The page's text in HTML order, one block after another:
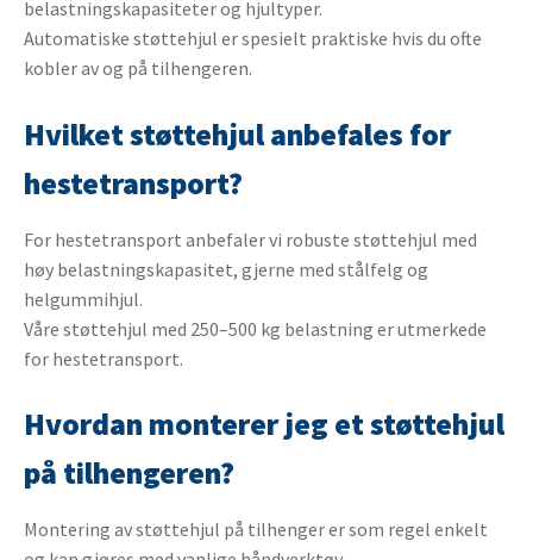
belastningskapasiteter og hjultyper.
Automatiske støttehjul er spesielt praktiske hvis du ofte
kobler av og på tilhengeren.
Hvilket støttehjul anbefales for
hestetransport?
For hestetransport anbefaler vi robuste støttehjul med
høy belastningskapasitet, gjerne med stålfelg og
helgummihjul.
Våre støttehjul med 250–500 kg belastning er utmerkede
for hestetransport.
Hvordan monterer jeg et støttehjul
på tilhengeren?
Montering av støttehjul på tilhenger er som regel enkelt